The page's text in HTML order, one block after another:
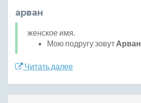
арван
женское имя.
Мою подругу зовут Арван
Читать далее